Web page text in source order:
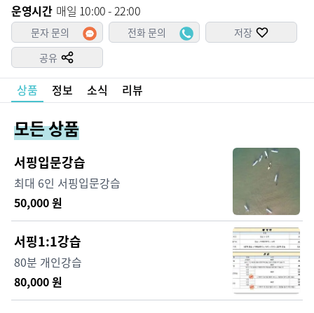
운영시간 매일 10:00 - 22:00
문자 문의 전화 문의
저장
공유
상품 정보 소식 리뷰
모든 상품
서핑입문강습
최대 6인 서핑입문강습
50,000원
서핑1:1강습
80분 개인강습
80,000원